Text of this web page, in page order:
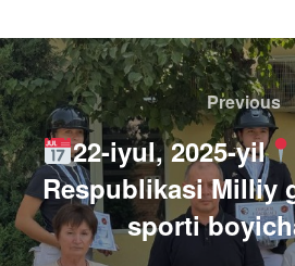
Навигация
по
записям
Previous
22-iyul, 2025-yil
Respublikasi Milliy
sporti